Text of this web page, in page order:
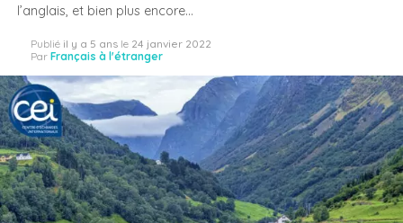
l’anglais, et bien plus encore…
Publié il y a 5 ans le 24 janvier 2022
Par Français à l'étranger